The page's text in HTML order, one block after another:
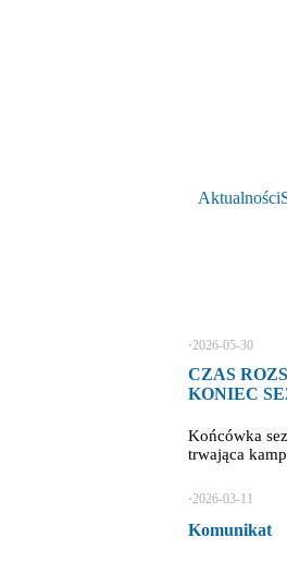
Aktualności
CZAS
KONIEC
⋅2026-05-30
Końcówka
trwająca
Komunikat
⋅2026-03-11